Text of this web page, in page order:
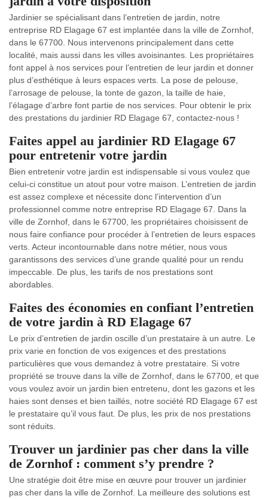
Jardinier se spécialisant dans l’entretien de jardin, notre
entreprise RD Elagage 67 est implantée dans la ville de Zornhof,
dans le 67700. Nous intervenons principalement dans cette
localité, mais aussi dans les villes avoisinantes. Les propriétaires
font appel à nos services pour l’entretien de leur jardin et donner
plus d’esthétique à leurs espaces verts. La pose de pelouse,
l’arrosage de pelouse, la tonte de gazon, la taille de haie,
l’élagage d’arbre font partie de nos services. Pour obtenir le prix
des prestations du jardinier RD Elagage 67, contactez-nous !
Faites appel au jardinier RD Elagage 67
pour entretenir votre jardin
Bien entretenir votre jardin est indispensable si vous voulez que
celui-ci constitue un atout pour votre maison. L’entretien de jardin
est assez complexe et nécessite donc l’intervention d’un
professionnel comme notre entreprise RD Elagage 67. Dans la
ville de Zornhof, dans le 67700, les propriétaires choisissent de
nous faire confiance pour procéder à l’entretien de leurs espaces
verts. Acteur incontournable dans notre métier, nous vous
garantissons des services d’une grande qualité pour un rendu
impeccable. De plus, les tarifs de nos prestations sont
abordables.
Faites des économies en confiant l’entretien
de votre jardin à RD Elagage 67
Le prix d’entretien de jardin oscille d’un prestataire à un autre. Le
prix varie en fonction de vos exigences et des prestations
particulières que vous demandez à votre prestataire. Si votre
propriété se trouve dans la ville de Zornhof, dans le 67700, et que
vous voulez avoir un jardin bien entretenu, dont les gazons et les
haies sont denses et bien taillés, notre société RD Elagage 67 est
le prestataire qu’il vous faut. De plus, les prix de nos prestations
sont réduits.
Trouver un jardinier pas cher dans la ville
de Zornhof : comment s’y prendre ?
Une stratégie doit être mise en œuvre pour trouver un jardinier
pas cher dans la ville de Zornhof. La meilleure des solutions est